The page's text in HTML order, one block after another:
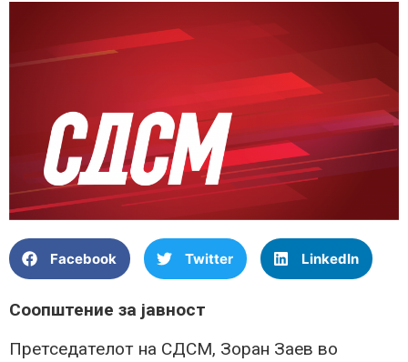
Facebook Twitter LinkedIn
Соопштение за јавност
Претседателот на СДСМ, Зоран Заев во